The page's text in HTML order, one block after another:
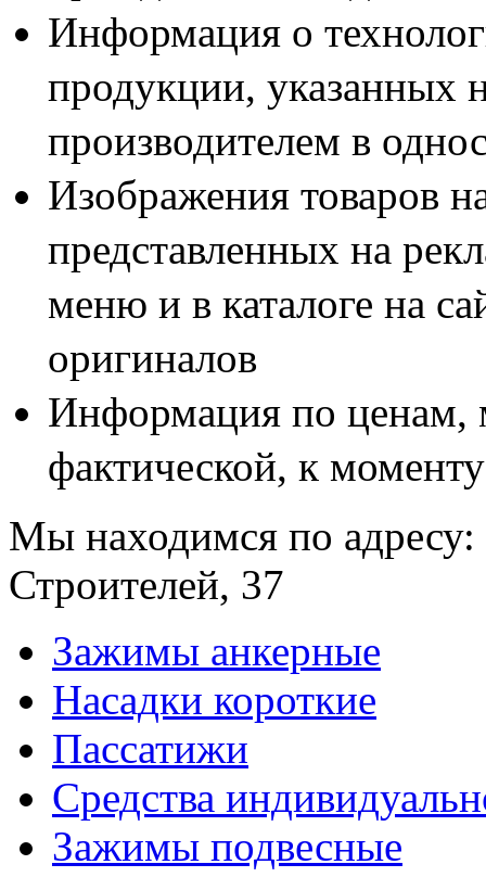
Информация о
продукции, указанных
производителем в
Изображения товаров
представленных на
меню и в каталоге на
оригиналов
Информация по ценам,
фактической, к
Мы находимся по адресу:
Строителей, 37
Зажимы анкерные
Насадки короткие
Пассатижи
Средства
Зажимы подвесные